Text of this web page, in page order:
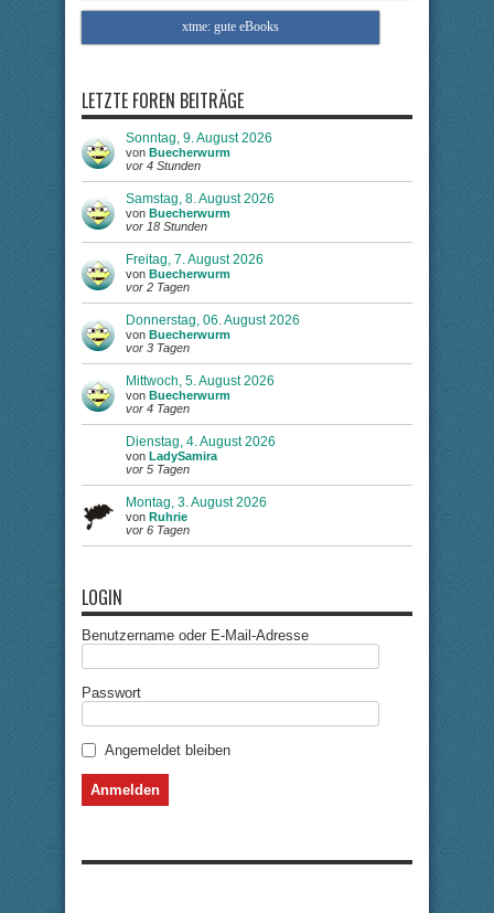
xtme: gute eBooks
LETZTE FOREN BEITRÄGE
Sonntag, 9. August 2026
von Buecherwurm
vor 4 Stunden
Samstag, 8. August 2026
von Buecherwurm
vor 18 Stunden
Freitag, 7. August 2026
von Buecherwurm
vor 2 Tagen
Donnerstag, 06. August 2026
von Buecherwurm
vor 3 Tagen
Mittwoch, 5. August 2026
von Buecherwurm
vor 4 Tagen
Dienstag, 4. August 2026
von LadySamira
vor 5 Tagen
Montag, 3. August 2026
von Ruhrie
vor 6 Tagen
LOGIN
Benutzername oder E-Mail-Adresse
Passwort
Angemeldet bleiben